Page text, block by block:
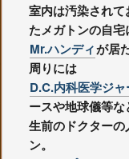
室内は汚染され
たメガトンの自宅
Mr.ハンディが居
周りには
D.C.内科医学ジ
ースや地球儀等
生前のドクター
ン。